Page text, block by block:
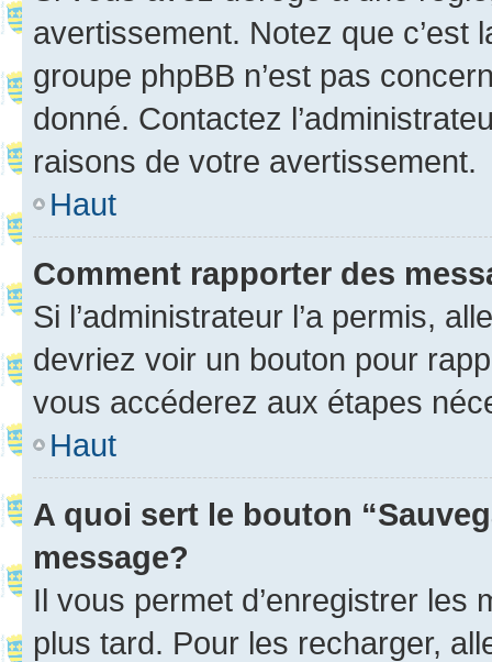
avertissement. Notez que c’est
groupe phpBB n’est pas
donné. Contactez
raisons de votre avertissement.
Haut
Comment rapporter des
Si l’administrateur l’a permis,
devriez voir un bouton pour
vous accéderez aux étapes
Haut
A quoi sert le bouton
message?
Il vous permet d’enregistrer
plus tard. Pour les recharger,